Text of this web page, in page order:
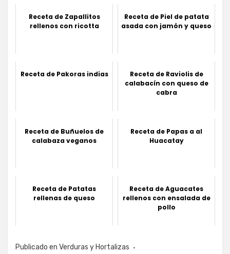
Receta de Zapallitos
rellenos con ricotta
Receta de Piel de patata
asada con jamón y queso
Receta de Pakoras indias
Receta de Raviolis de
calabacín con queso de
cabra
Receta de Buñuelos de
calabaza veganos
Receta de Papas a al
Huacatay
Receta de Patatas
rellenas de queso
Receta de Aguacates
rellenos con ensalada de
pollo
Publicado en Verduras y Hortalizas